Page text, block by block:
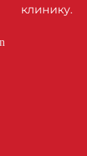
клинику.